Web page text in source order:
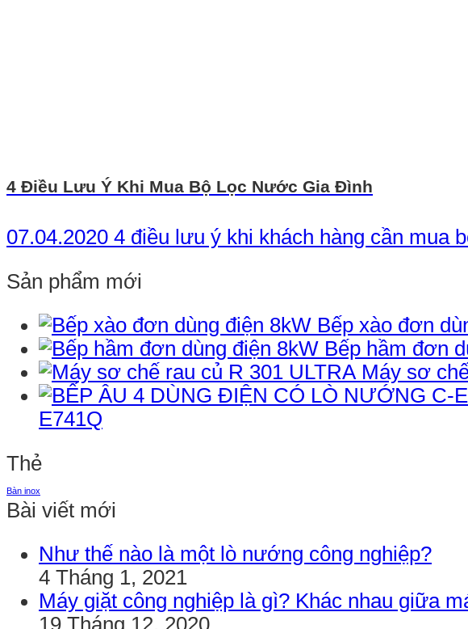
4 Điều Lưu Ý Khi Mua Bộ Lọc Nước Gia Đình
07.04.2020 4 điều lưu ý khi khách hàng cần mua
Sản phẩm mới
Bếp xào đơn
Bếp hầm đơn
Máy sơ
E741Q
Thẻ
Bàn inox
Bài viết mới
Như thế nào là một lò nướng công nghiệp?
4 Tháng 1, 2021
Máy giặt công nghiệp là gì? Khác nhau giữa
19 Tháng 12, 2020